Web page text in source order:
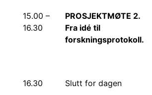
15.00 –
16.30
PROSJEKTMØTE 2.
Fra idé til
forskningsprotokoll.
16.30 Slutt for dagen